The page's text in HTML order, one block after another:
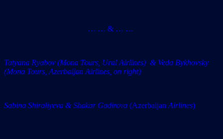
… … & … …
Tatyana Ryabov (Mona Tours, Ural Airlines) & Veda Bykhovsky
(Mona Tours, Azerbaijan Airlines, on right)
Sabina Shiraliyeva & Shakar Gadirova (Azerbaijan Airlines)